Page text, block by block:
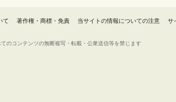
て 著作権・商標・免責 当サイトの情報についての注意 サ
のコンテンツの無断複写・転載・公衆送信等を禁じます